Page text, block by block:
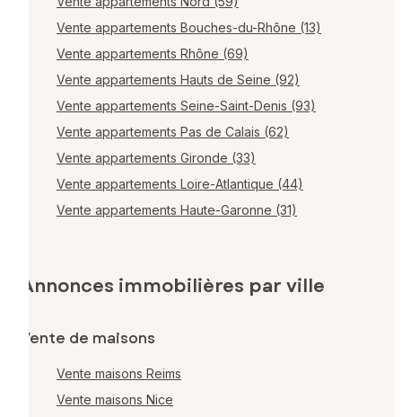
Vente appartements Bouches-du-Rhône (13)
Vente appartements Rhône (69)
Vente appartements Hauts de Seine (92)
Vente appartements Seine-Saint-Denis (93)
Vente appartements Pas de Calais (62)
Vente appartements Gironde (33)
Vente appartements Loire-Atlantique (44)
Vente appartements Haute-Garonne (31)
Annonces immobilières par ville
Vente de maisons
Vente maisons Reims
Vente maisons Nice